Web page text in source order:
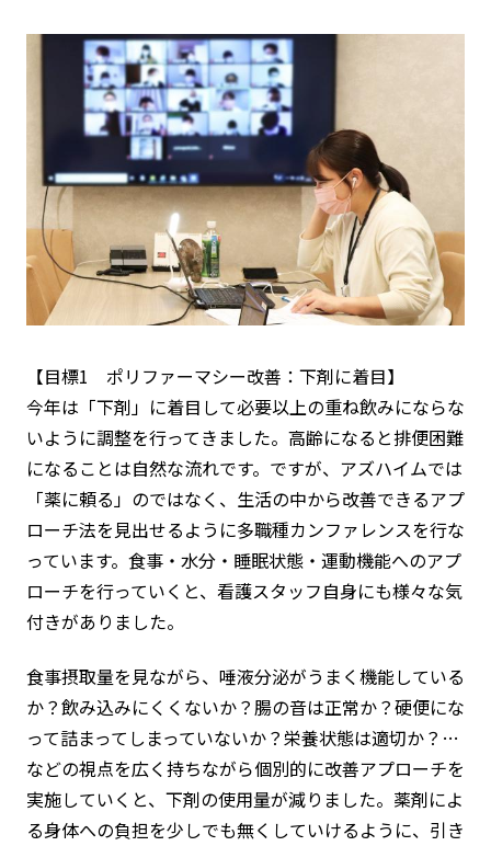
【目標1 ポリファーマシー改善：下剤に着目】
今年は「下剤」に着目して必要以上の重ね飲みにならな
いように調整を行ってきました。高齢になると排便困難
になることは自然な流れです。ですが、アズハイムでは
「薬に頼る」のではなく、生活の中から改善できるアプ
ローチ法を見出せるように多職種カンファレンスを行な
っています。食事・水分・睡眠状態・運動機能へのアプ
ローチを行っていくと、看護スタッフ自身にも様々な気
付きがありました。
食事摂取量を見ながら、 唾液分泌がうまく機能している
か？飲み込みにくくないか？腸の音は正常か？硬便にな
って詰まってしまっていないか？栄養状態は適切か？ …
などの視点を広く持ちながら個別的に改善アプローチを
実施していくと、下剤の使用量が減りました。薬剤によ
る身体への負担を少しでも無くしていけるように、引き